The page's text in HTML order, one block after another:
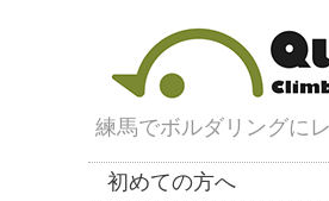
練馬でボルダリングに
初めての方へ